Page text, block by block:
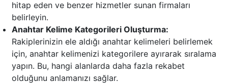
hitap eden ve benzer hizmetler sunan firmaları
belirleyin.
Anahtar Kelime Kategorileri Oluşturma:
Rakiplerinizin ele aldığı anahtar kelimeleri belirlemek
için, anahtar kelimenizi kategorilere ayırarak sıralama
yapın. Bu, hangi alanlarda daha fazla rekabet
olduğunu anlamanızı sağlar.